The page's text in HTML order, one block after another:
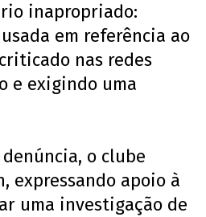
inapropriado:
em referência ao
nas redes
e exigindo uma
o clube
expressando apoio à
uma investigação de